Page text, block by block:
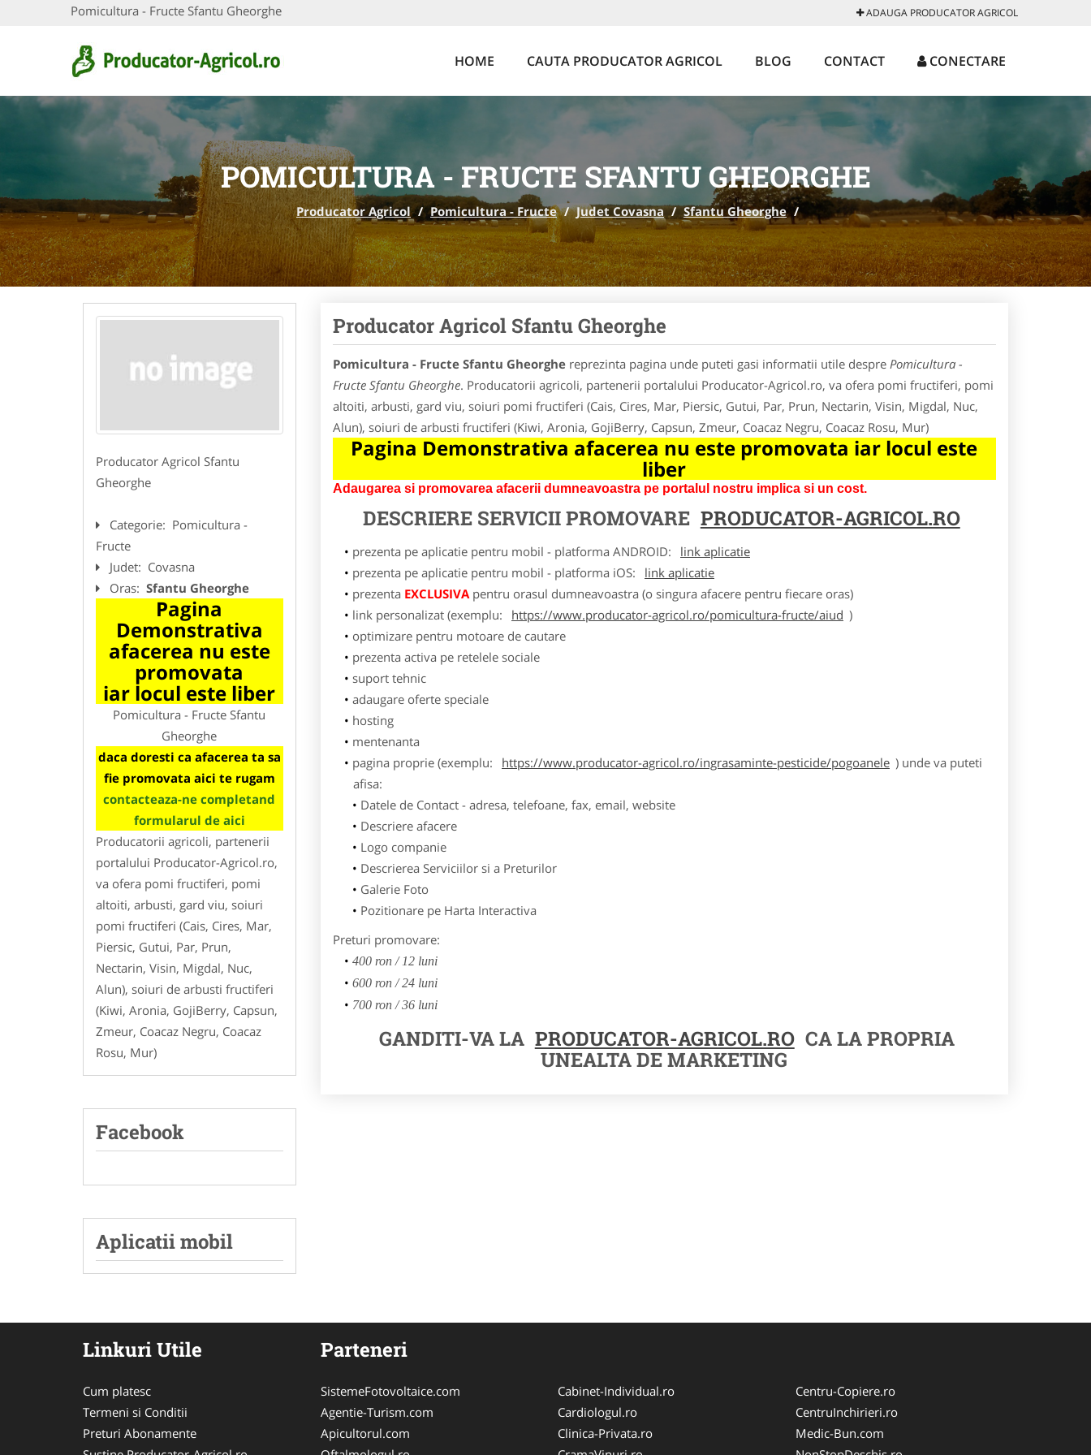
Pomicultura - Fructe Sfantu Gheorghe ADAUGA PRODUCATOR AGRICOL
HOME CAUTA PRODUCATOR AGRICOL BLOG CONTACT CONECTARE
POMICULTURA - FRUCTE SFANTU GHEORGHE
Producator Agricol / Pomicultura - Fructe / Judet Covasna / Sfantu Gheorghe /
Producator Agricol Sfantu
Gheorghe
Categorie: Pomicultura -
Fructe
Judet: Covasna
Oras: Sfantu Gheorghe
Pagina
Demonstrativa
afacerea nu este
promovata
iar locul este liber
Pomicultura - Fructe Sfantu
Gheorghe
daca doresti ca afacerea ta sa
fie promovata aici te rugam
contacteaza-ne completand
formularul de aici
Producatorii agricoli, partenerii
portalului Producator-Agricol.ro,
va ofera pomi fructiferi, pomi
altoiti, arbusti, gard viu, soiuri
pomi fructiferi (Cais, Cires, Mar,
Piersic, Gutui, Par, Prun,
Nectarin, Visin, Migdal, Nuc,
Alun), soiuri de arbusti fructiferi
(Kiwi, Aronia, GojiBerry, Capsun,
Zmeur, Coacaz Negru, Coacaz
Rosu, Mur)
Facebook
Aplicatii mobil
Producator Agricol Sfantu Gheorghe
Pomicultura - Fructe Sfantu Gheorghereprezinta pagina unde puteti gasi informatii utile despre Pomicultura -
Fructe Sfantu Gheorghe. Producatorii agricoli, partenerii portalului Producator-Agricol.ro, va ofera pomi fructiferi, pomi
altoiti, arbusti, gard viu, soiuri pomi fructiferi (Cais, Cires, Mar, Piersic, Gutui, Par, Prun, Nectarin, Visin, Migdal, Nuc,
Alun), soiuri de arbusti fructiferi (Kiwi, Aronia, GojiBerry, Capsun, Zmeur, Coacaz Negru, Coacaz Rosu, Mur)
Pagina Demonstrativa afacerea nu este promovata iar locul este
liber
Adaugarea si promovarea afacerii dumneavoastra pe portalul nostru implica si un cost.
DESCRIERE SERVICII PROMOVARE PRODUCATOR-AGRICOL.RO
prezenta pe aplicatie pentru mobil - platforma ANDROID:
link aplicatie
prezenta pe aplicatie pentru mobil - platforma iOS:
link aplicatie
prezenta EXCLUSIVApentru orasul dumneavoastra (o singura afacere pentru fiecare oras)
link personalizat (exemplu:
https://www.producator-agricol.ro/pomicultura-fructe/aiud )
optimizare pentru motoare de cautare
prezenta activa pe retelele sociale
suport tehnic
adaugare oferte speciale
hosting
mentenanta
pagina proprie (exemplu:
https://www.producator-agricol.ro/ingrasaminte-pesticide/pogoanele ) unde va puteti
afisa:
Datele de Contact - adresa, telefoane, fax, email, website
Descriere afacere
Logo companie
Descrierea Serviciilor si a Preturilor
Galerie Foto
Pozitionare pe Harta Interactiva
Preturi promovare:
400 ron / 12 luni
600 ron / 24 luni
700 ron / 36 luni
GANDITI-VA LA PRODUCATOR-AGRICOL.RO CA LA PROPRIA
UNEALTA DE MARKETING
Linkuri Utile
Cum platesc
Termeni si Conditii
Preturi Abonamente
Parteneri
SistemeFotovoltaice.com
Agentie-Turism.com
Apicultorul.com
Cabinet-Individual.ro
Cardiologul.ro
Clinica-Privata.ro
Centru-Copiere.ro
CentruInchirieri.ro
Medic-Bun.com